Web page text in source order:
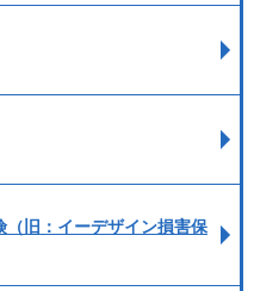
旧：イーデザイン損害保